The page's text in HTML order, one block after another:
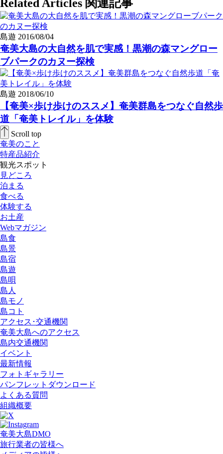
Related Articles 関連記事
島遊 2016/08/04
奄美大島の大自然を肌で実感！黒潮の森マングロー
ブパークのカヌー探検
島遊 2018/06/10
【奄美×歩け歩けのススメ】奄美群島をつなぐ自然歩
道「奄美トレイル」を体験
Scroll top
奄美のこと
特産品紹介
観光スポット
見どころ
泊まる
食べる
体験する
お土産
Webマガジン
島食
島景
島宿
島遊
島唄
島人
島モノ
島コト
アクセス･交通機関
奄美大島へのアクセス
島内交通機関
イベント
最新情報
フォトギャラリー
パンフレットダウンロード
よくある質問
組織概要
奄美大島DMO
旅行業者の皆様へ